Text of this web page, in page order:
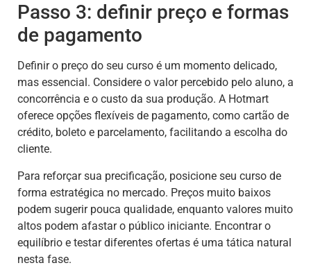
Passo 3: definir preço e formas
de pagamento
Definir o preço do seu curso é um momento delicado,
mas essencial. Considere o valor percebido pelo aluno, a
concorrência e o custo da sua produção. A Hotmart
oferece opções flexíveis de pagamento, como cartão de
crédito, boleto e parcelamento, facilitando a escolha do
cliente.
Para reforçar sua precificação, posicione seu curso de
forma estratégica no mercado. Preços muito baixos
podem sugerir pouca qualidade, enquanto valores muito
altos podem afastar o público iniciante. Encontrar o
equilíbrio e testar diferentes ofertas é uma tática natural
nesta fase.